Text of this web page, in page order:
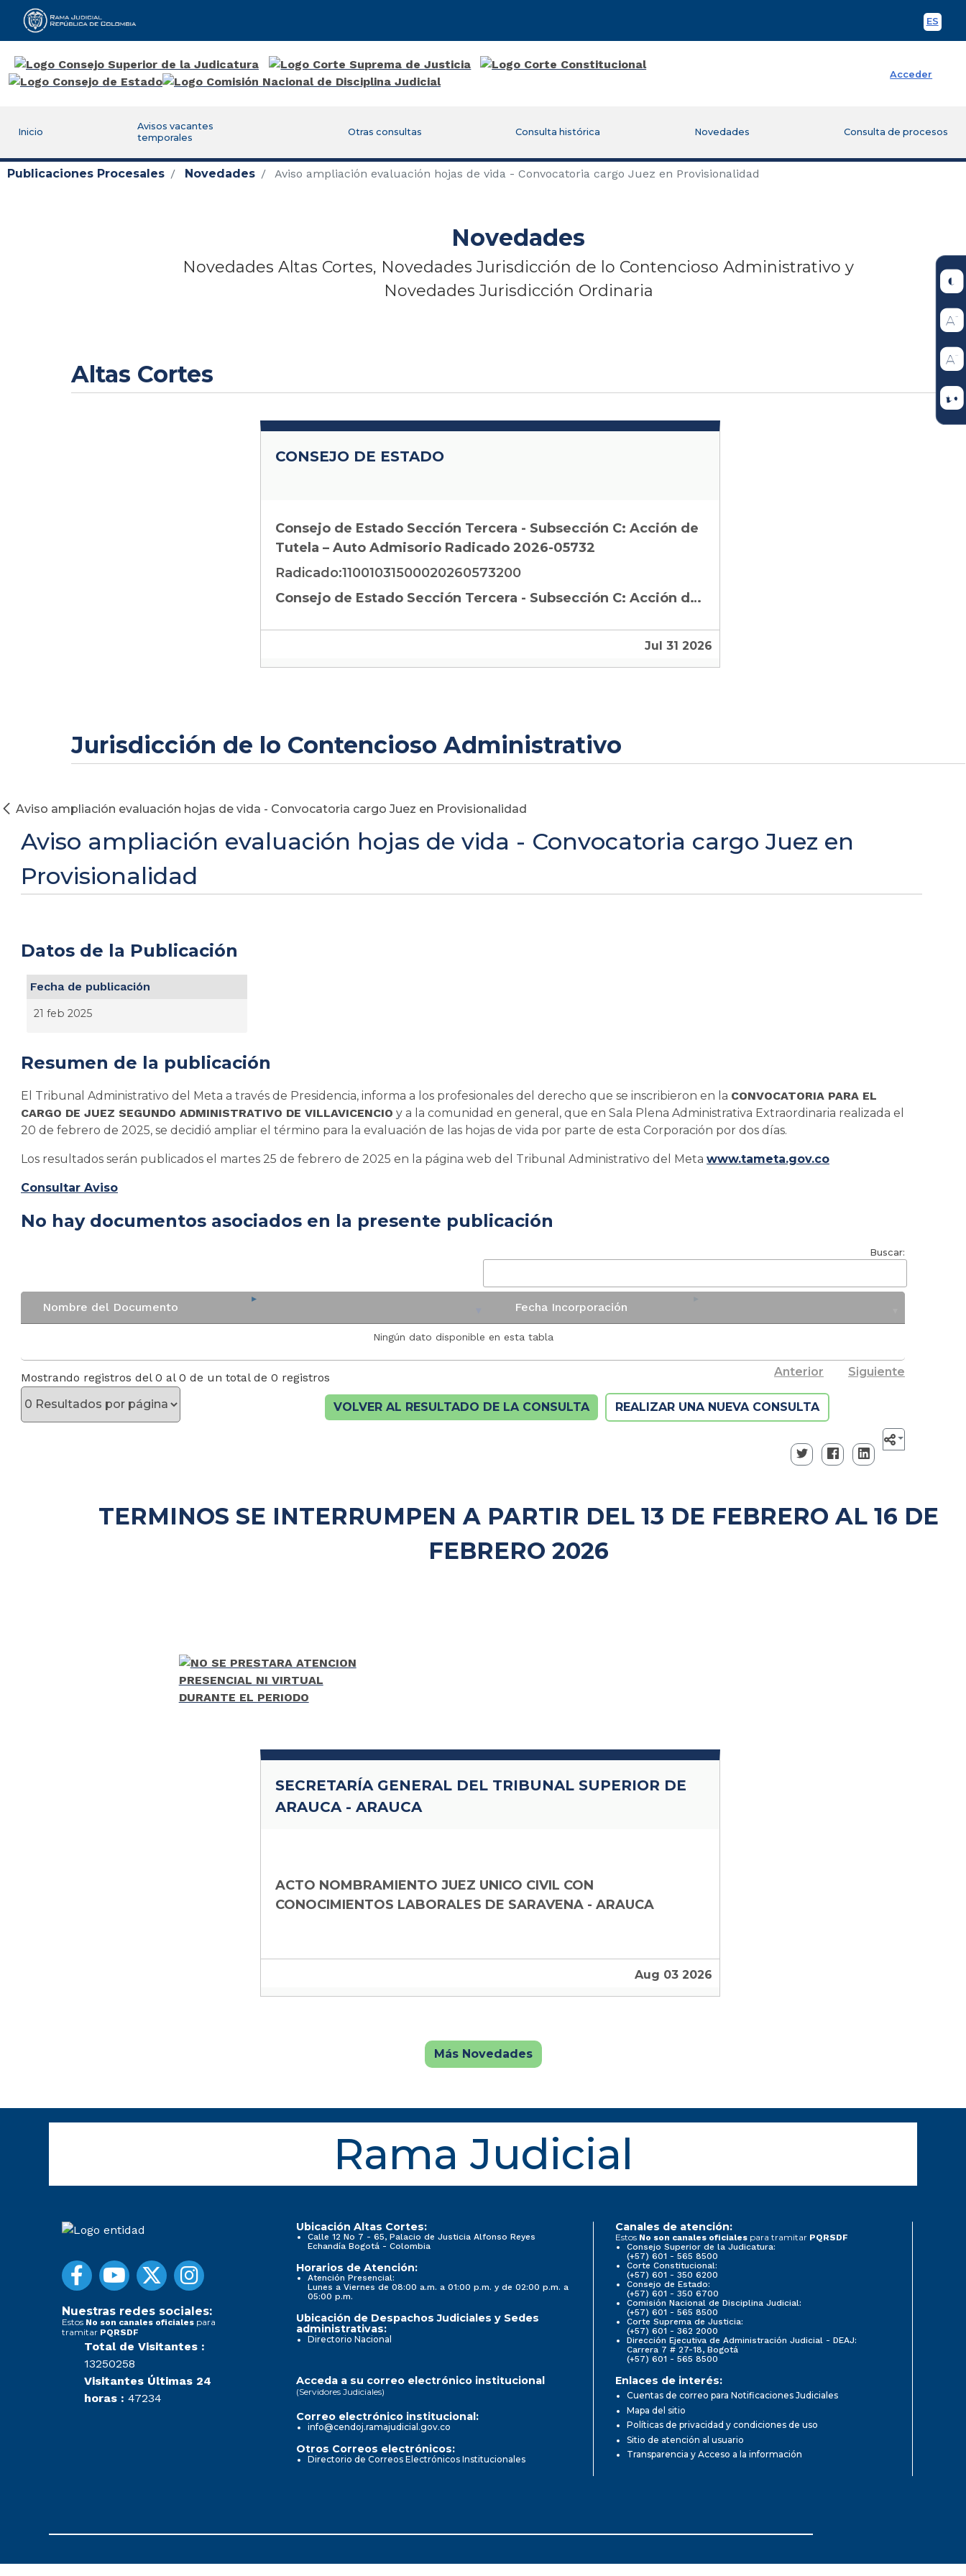
ES
Rama Judicial
Acceder
Inicio
Avisos vacantes
temporales
Otras consultas Consulta histórica Novedades Consulta de procesos
Publicaciones Procesales Novedades Aviso ampliación evaluación hojas de vida - Convocatoria cargo Juez en Provisionalidad
Novedades
Novedades Altas Cortes, Novedades Jurisdicción de lo Contencioso Administrativo y
Novedades Jurisdicción Ordinaria
Altas Cortes
CONSEJO DE ESTADO
Consejo de Estado Sección Tercera - Subsección C: Acción de
Tutela – Auto Admisorio Radicado 2026-05732
Radicado:11001031500020260573200
Consejo de Estado Sección Tercera - Subsección C: Acción de Tutela – Auto Admisorio Radicado 2026-05732
Jul 31 2026
Jurisdicción de lo Contencioso Administrativo
Aviso ampliación evaluación hojas de vida - Convocatoria cargo Juez en Provisionalidad
Aviso ampliación evaluación hojas de vida - Convocatoria cargo Juez en
Provisionalidad
Datos de la Publicación
Fecha de publicación
21 feb 2025
Resumen de la publicación
El Tribunal Administrativo del Meta a través de Presidencia, informa a los profesionales del derecho que se inscribieron en la CONVOCATORIA PARA EL
CARGO DE JUEZ SEGUNDO ADMINISTRATIVO DE VILLAVICENCIO y a la comunidad en general, que en Sala Plena Administrativa Extraordinaria realizada el
20 de febrero de 2025, se decidió ampliar el término para la evaluación de las hojas de vida por parte de esta Corporación por dos días.
Los resultados serán publicados el martes 25 de febrero de 2025 en la página web del Tribunal Administrativo del Meta www.tameta.gov.co
Consultar Aviso
No hay documentos asociados en la presente publicación
Buscar:
Nombre del Documento Fecha Incorporación
Ningún dato disponible en esta tabla
Mostrando registros del 0 al 0 de un total de 0 registros Anterior Siguiente
VOLVER AL RESULTADO DE LA CONSULTA REALIZAR UNA NUEVA CONSULTA
TERMINOS SE INTERRUMPEN A PARTIR DEL 13 DE FEBRERO AL 16 DE
FEBRERO 2026
SECRETARÍA GENERAL DEL TRIBUNAL SUPERIOR DE
ARAUCA - ARAUCA
ACTO NOMBRAMIENTO JUEZ UNICO CIVIL CON
CONOCIMIENTOS LABORALES DE SARAVENA - ARAUCA
Aug 03 2026
Más Novedades
Rama Judicial
Nuestras redes sociales:
Estos No son canales oficiales para
tramitar PQRSDF
Total de Visitantes :
13250258
Visitantes Últimas 24
horas : 47234
Ubicación Altas Cortes:
Calle 12 No 7 - 65, Palacio de Justicia Alfonso Reyes
Echandía Bogotá - Colombia
Horarios de Atención:
Atención Presencial:
Lunes a Viernes de 08:00 a.m. a 01:00 p.m. y de 02:00 p.m. a
05:00 p.m.
Ubicación de Despachos Judiciales y Sedes
administrativas:
Directorio Nacional
Canales de atención:
Estos No son canales oficiales para tramitar PQRSDF
Consejo Superior de la Judicatura:
(+57) 601 - 565 8500
Corte Constitucional:
(+57) 601 - 350 6200
Consejo de Estado:
(+57) 601 - 350 6700
Comisión Nacional de Disciplina Judicial:
(+57) 601 - 565 8500
Corte Suprema de Justicia:
(+57) 601 - 362 2000
Dirección Ejecutiva de Administración Judicial - DEAJ:
Carrera 7 # 27-18, Bogotá
(+57) 601 - 565 8500
Acceda a su correo electrónico institucional
(Servidores Judiciales)
Correo electrónico institucional:
info@cendoj.ramajudicial.gov.co
Otros Correos electrónicos:
Directorio de Correos Electrónicos Institucionales
Enlaces de interés:
Cuentas de correo para Notificaciones Judiciales
Mapa del sitio
Políticas de privacidad y condiciones de uso
Sitio de atención al usuario
Transparencia y Acceso a la información